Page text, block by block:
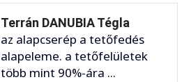
Terrán DANUBIA Tégla
az alapcserép a tetőfedés
alapeleme. a tetőfelületek
több mint 90%-ára ...